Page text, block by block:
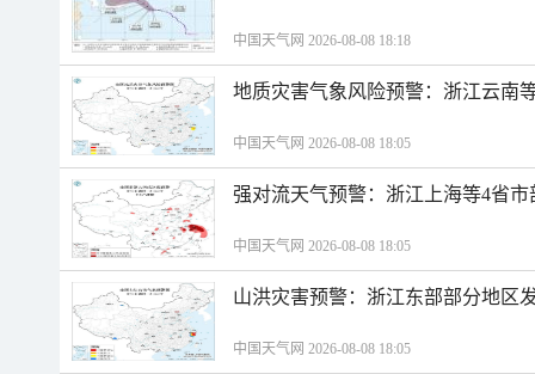
中国天气网 2026-08-08 18:18
地质灾害气象风险预警：浙江云南
中国天气网 2026-08-08 18:05
强对流天气预警：浙江上海等4省
中国天气网 2026-08-08 18:05
山洪灾害预警：浙江东部部分地区
中国天气网 2026-08-08 18:05